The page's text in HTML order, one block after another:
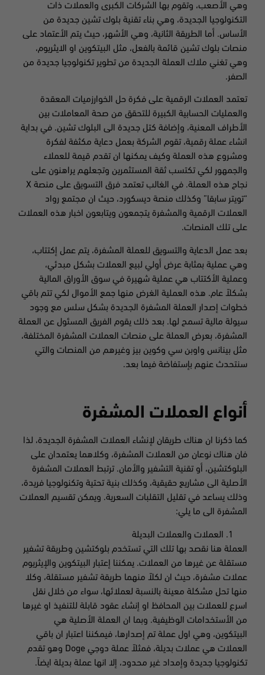
وهي الأصعب، وتقوم بها الشركات الكبرى والعملات ذات
التكنولوجيا الجديدة، وهي بناء تقنية بلوك تشين جديدة من
الأساس. أما الطريقة الثانية، وهي الأشهر، حيث يتم الأعتماد على
منصات بلوك تشين قائمة بالفعل، مثل البيتكوين او الايثريوم،
وهي تغني ملاك العملة الجديدة من تطوير تكنولوجيا جديدة من
الصفر.
تعتمد العملات الرقمية على فكرة حل الخوارزميات المعقدة
والعمليات الحسابية الكبيرة للتحقق من صحة المعاملات بين
الأطراف المعنية، وإضافة كتل جديدة الى البلوك تشين. في بداية
انشاء عملة رقمية، تقوم الشركة بعمل دعاية مكثفة لفكرة
ومشروع هذه العملة وكيف يمكنها ان تقدم قيمة للعملاء
والجمهور لكي تكتسب ثقة المستثمرين وتجعلهم يراهنون على
نجاح هذه العملة. في الغالب تعتمد فرق التسويق على منصة X
“تويتر سابقا” وكذلك منصة ديسكورد، حيث ان مجتمع رواد
العملات الرقمية والمشفرة يتجمعون ويتابعون اخبار هذه العملات
على تلك المنصات.
بعد عمل الدعاية والتسويق للعملة المشفرة، يتم عمل إكتتاب،
وهي عملية بمثابة عرض أولي لبيع العملات بشكل مبدئي،
وعملية الأكتتاب هي عملية شهيرة في سوق الأوراق المالية
بشكلاً عام. هذه العملية الغرض منها جمع الأموال لكي تتم باقي
خطوات إصدار العملة المشفرة الجديدة بشكل سلس مع وجود
سيولة مالية تسمح لها. بعد ذلك يقوم الفريق المسئول عن العملة
المشفرة، بعرض العملة على منصات العملات المشفرة المختلفة،
مثل بينانس واوبن سي وكوين بيز وغيرهم من المنصات والتي
سنتحدث عنهم بإستفاضة فيما بعد.
أنواع العملات المشفرة
كما ذكرنا ان هناك طريقان لإنشاء العملات المشفرة الجديدة، لذا
فان هناك نوعان من العملات المشفرة، وكلاهما يعتمدان على
البلوكتشين، أو تقنية التشفير والأمان. ترتبط العملات المشفرة
الأصلية الى مشاريع حقيقية، وكذلك بنية تحتية وتكنولوجيا فريدة،
وذلك يساعد في تقليل التقلبات السعرية. ويمكن تقسيم العملات
المشفرة الى ما يلي:
العملات والعملات البديلة
العملة هنا نقصد بها تلك التي تستخدم بلوكتشين وطريقة تشفير
مستقلة عن غيرها من العملات. يمكننا إعتبار البيتكوين والإيثريوم
عملات مشفرة، حيث ان لكلاً منهما طريقة تشفير مستقلة، وكلا
منها تحل مشكلة معينة بالنسبة لعملائها، سواء من خلال نقل
اسرع للعملات بين المحافظ او إنشاء عقود قابلة للتنفيذ او غيرها
من الأستخدامات الوظيفية. وبما ان العملة الأصلية هي
البيتكوين، وهي اول عملة تم إصدارها، فيمكننا اعتبار ان باقي
العملات هي عملات بديلة، فمثلاً عملة دوجي Doge وهو تقدم
تكنولوجيا جديدة وإمداد غير محدود، إلا انها عملة بديلة ايضاً.